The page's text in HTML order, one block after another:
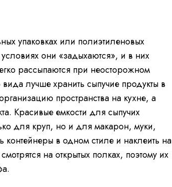
упаковках или полиэтиленовых
они «задыхаются», и в них
рассыпаются при неосторожном
лучше хранить сыпучие продукты в
пространства на кухне, а
Красивые емкости для сыпучих
для круп, но и для макарон, муки,
в одном стиле и наклеить на
на открытых полках, поэтому их